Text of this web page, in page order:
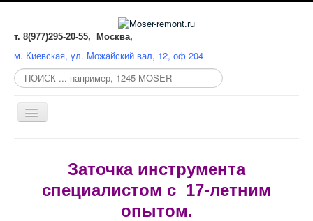
т. 8(977)295-20-55, Москва,
м. Киевская, ул. Можайский вал, 12, оф 204
Поиск
по
Включить/
выключить
Заточка инструмента
специалистом с 17-летним
опытом.